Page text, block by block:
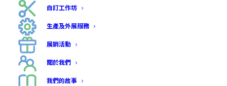
自訂工作坊
生產及外展服務
展銷活動
關於我們
我們的故事